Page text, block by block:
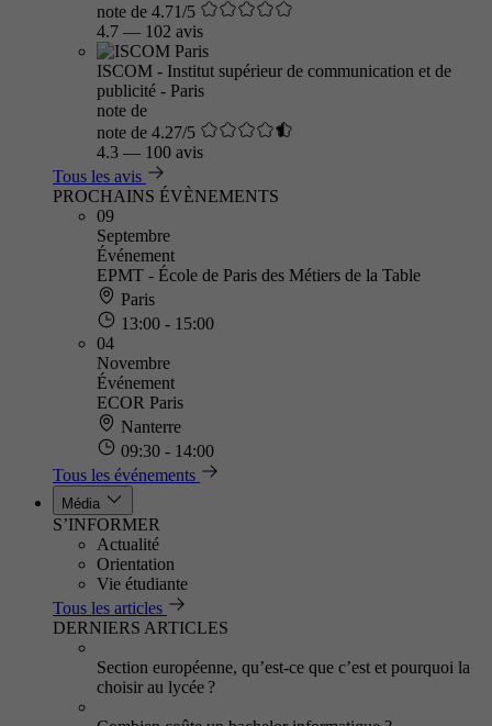
note de 4.71/5
4.7 — 102 avis
ISCOM - Institut supérieur de communication et de
publicité - Paris
note de
note de 4.27/5
4.3 — 100 avis
Tous les avis
PROCHAINS ÉVÈNEMENTS
09
Septembre
Événement
EPMT - École de Paris des Métiers de la Table
Paris
13:00 - 15:00
04
Novembre
Événement
ECOR Paris
Nanterre
09:30 - 14:00
Tous les événements
Média
S’INFORMER
Actualité
Orientation
Vie étudiante
Tous les articles
DERNIERS ARTICLES
Section européenne, qu’est-ce que c’est et pourquoi la
choisir au lycée ?